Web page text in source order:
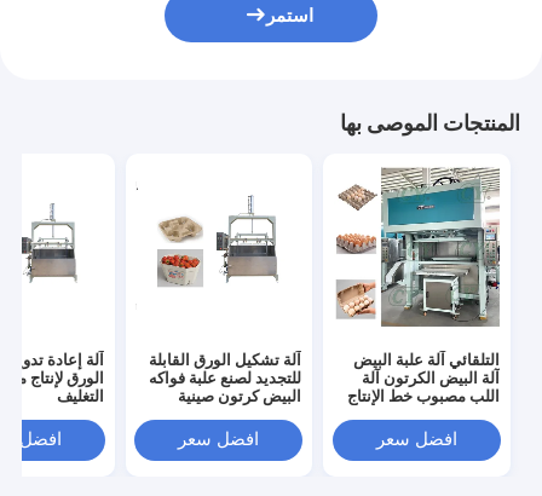
استمر
المنتجات الموصى بها
التلقائي آلة علبة البيض
آلة البيض الكرتون آلة
اللب مصبوب خط الإنتاج
افضل سعر
آلة تشكيل الورق القابلة
للتجديد لصنع علبة فواكه
البيض كرتون صينية
افضل سعر
آلة إعادة تدوير
الورق لإنتاج
التغليف
افضل